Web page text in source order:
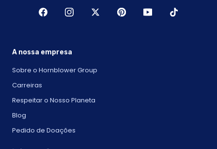
A nossa empresa
Sobre o Hornblower Group
Carreiras
Respeitar o Nosso Planeta
Blog
Pedido de Doações